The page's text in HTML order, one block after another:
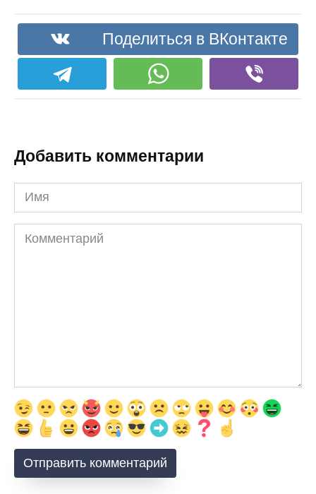
Поделиться в ВКонтакте
Добавить комментарии
Имя
Комментарий